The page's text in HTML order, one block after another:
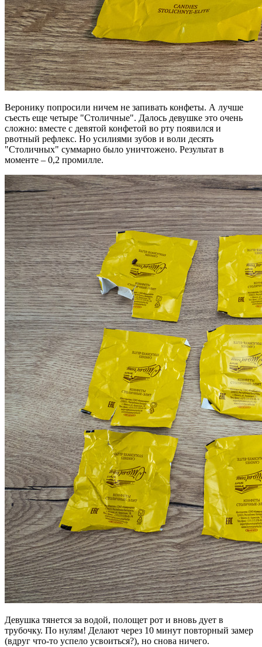
Веронику попросили ничем не запивать конфеты. А лучше
съесть еще четыре "Столичные"‎. Далось девушке это очень
сложно: вместе с девятой конфетой во рту появился и
рвотный рефлекс. Но усилиями зубов и воли десять
"Столичных"‎ суммарно было уничтожено. Результат в
моменте – 0,2 промилле.
Девушка тянется за водой, полощет рот и вновь дует в
трубочку. По нулям! Делают через 10 минут повторный замер
(вдруг что-то успело усвоиться?), но снова ничего.